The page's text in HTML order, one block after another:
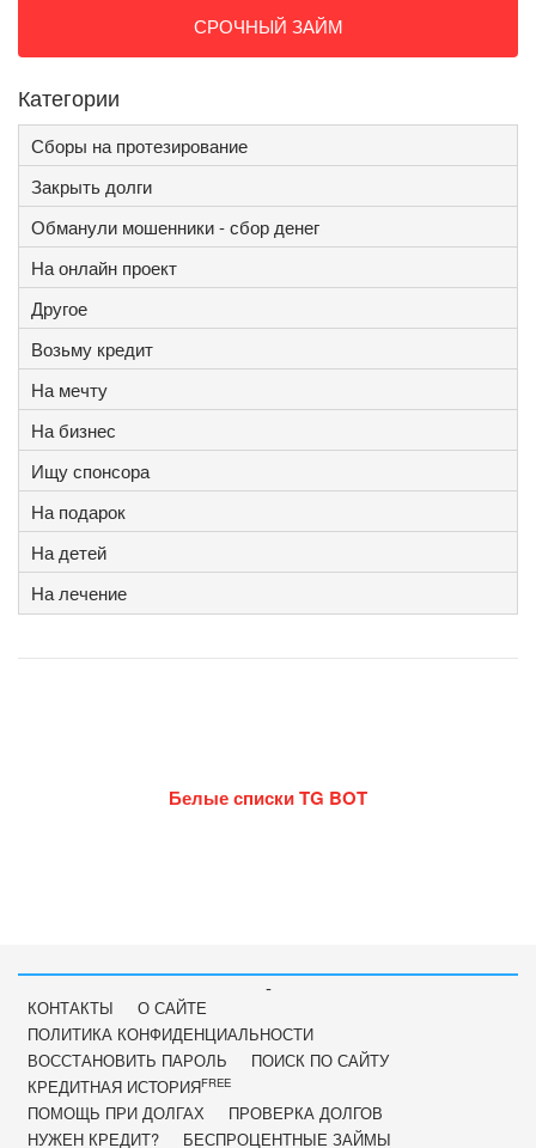
СРОЧНЫЙ ЗАЙМ
Категории
Сборы на протезирование
Закрыть долги
Обманули мошенники - сбор денег
На онлайн проект
Другое
Возьму кредит
На мечту
На бизнес
Ищу спонсора
На подарок
На детей
На лечение
Белые списки TG BOT
-
КОНТАКТЫ
О САЙТЕ
ПОЛИТИКА КОНФИДЕНЦИАЛЬНОСТИ
ВОССТАНОВИТЬ ПАРОЛЬ
ПОИСК ПО САЙТУ
КРЕДИТНАЯ ИСТОРИЯFREE
ПОМОЩЬ ПРИ ДОЛГАХ
ПРОВЕРКА ДОЛГОВ
НУЖЕН КРЕДИТ?
БЕСПРОЦЕНТНЫЕ ЗАЙМЫ